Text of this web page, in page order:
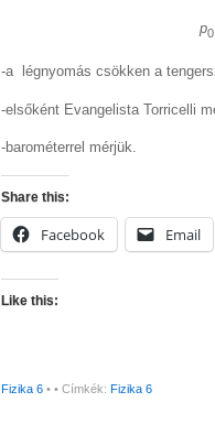
p0
-a légnyomás csökken a
-elsőként Evangelista Torricelli
-barométerrel mérjük.
Share this:
Facebook Email
Like this:
Fizika 6 • • Címkék: Fizika 6